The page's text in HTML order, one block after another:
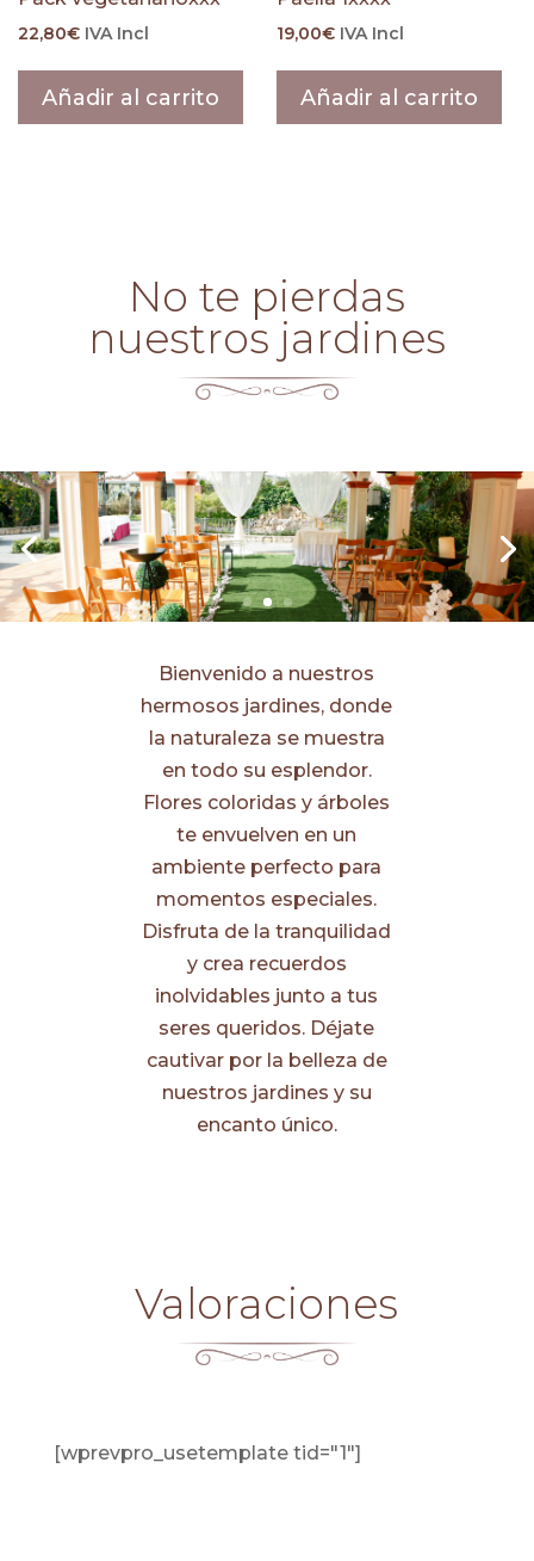
22,80€ IVA Incl
Añadir al carrito
19,00€ IVA Incl
Añadir al carrito
No te pierdas
nuestros jardines
Bienvenido a nuestros
hermosos jardines, donde
la naturaleza se muestra
en todo su esplendor.
Flores coloridas y árboles
te envuelven en un
ambiente perfecto para
momentos especiales.
Disfruta de la tranquilidad
y crea recuerdos
inolvidables junto a tus
seres queridos. Déjate
cautivar por la belleza de
nuestros jardines y su
encanto único.
Valoraciones
[wprevpro_usetemplate tid="1"]